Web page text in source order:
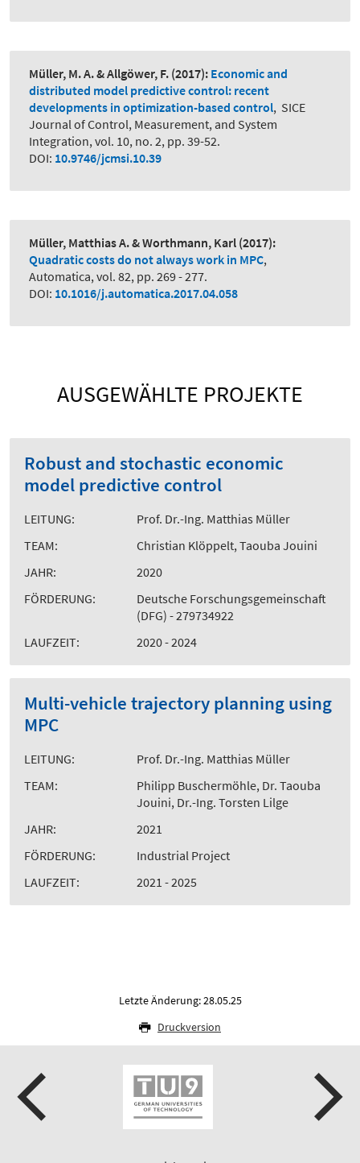
Müller, M. A. & Allgöwer, F. (2017): Economic and
distributed model predictive control: recent
developments in optimization-based control, SICE
Journal of Control, Measurement, and System
Integration, vol. 10, no. 2, pp. 39-52.
DOI: 10.9746/jcmsi.10.39
Müller, Matthias A. & Worthmann, Karl (2017):
Quadratic costs do not always work in MPC,
Automatica, vol. 82, pp. 269 - 277.
DOI: 10.1016/j.automatica.2017.04.058
AUSGEWÄHLTE PROJEKTE
Robust and stochastic economic
model predictive control
LEITUNG:
Prof. Dr.-Ing. Matthias Müller
TEAM:
Christian Klöppelt, Taouba Jouini
JAHR:
2020
FÖRDERUNG:
Deutsche Forschungsgemeinschaft
(DFG) - 279734922
LAUFZEIT:
2020 - 2024
Multi-vehicle trajectory planning using
MPC
LEITUNG:
Prof. Dr.-Ing. Matthias Müller
TEAM:
Philipp Buschermöhle, Dr. Taouba
Jouini, Dr.-Ing. Torsten Lilge
JAHR:
2021
FÖRDERUNG:
Industrial Project
LAUFZEIT:
2021 - 2025
Letzte Änderung: 28.05.25
Druckversion